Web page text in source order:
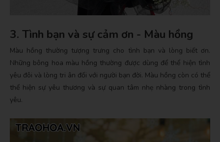
3. Tình bạn và sự cảm ơn - Màu hồng
Màu hồng thường tượng trưng cho tình bạn và lòng biết ơn.
Những bông hoa màu hồng thường được dùng để thể hiện tình
yêu đôi và lòng tri ân đối với người bạn đời. Màu hồng còn có thể
thể hiện sự yêu thương và sự quan tâm nhẹ nhàng trong tình
yêu.